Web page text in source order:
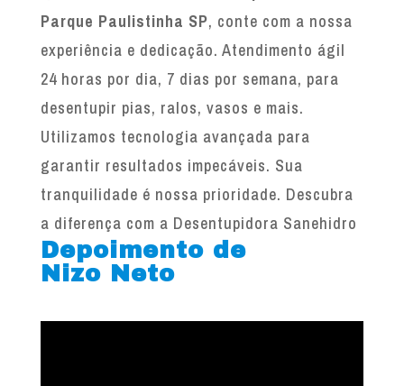
Parque Paulistinha SP, conte com a nossa
experiência e dedicação. Atendimento ágil
24 horas por dia, 7 dias por semana, para
desentupir pias, ralos, vasos e mais.
Utilizamos tecnologia avançada para
garantir resultados impecáveis. Sua
tranquilidade é nossa prioridade. Descubra
a diferença com a Desentupidora Sanehidro
Depoimento de
Nizo Neto